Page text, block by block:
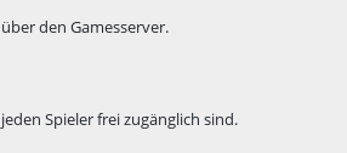
den Gamesserver.
Spieler frei zugänglich sind.